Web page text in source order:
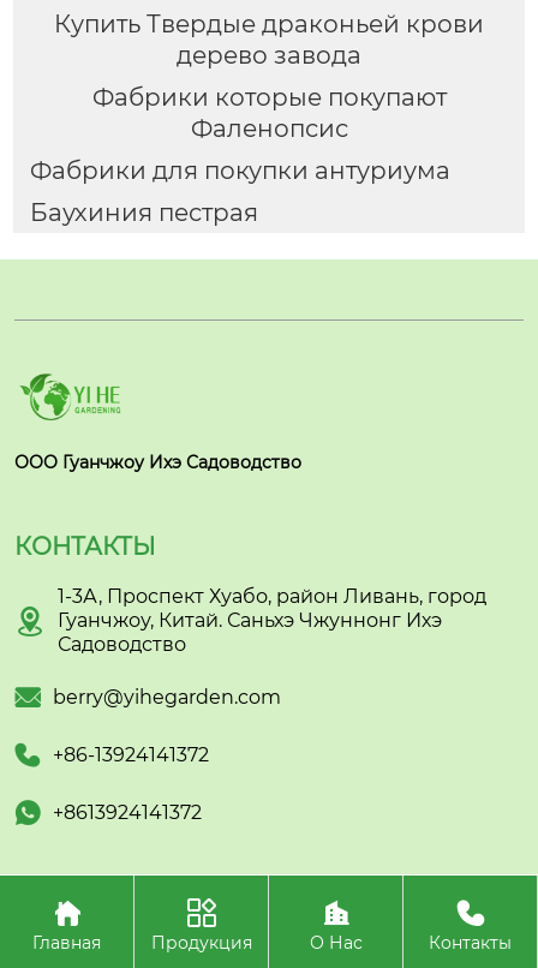
Купить Твердые драконьей крови
дерево завода
Фабрики которые покупают
Фаленопсис
Фабрики для покупки антуриума
Баухиния пестрая
ООО Гуанчжоу Ихэ Садоводство
КОНТАКТЫ

1-3А, Проспект Хуабо, район Ливань, город
Гуанчжоу, Китай. Саньхэ Чжуннонг Ихэ
Садоводство
 berry@yihegarden.com
 +86-13924141372
 +8613924141372
Авторское право©ООО Гуанчжоу Ихэ Садоводство

Главная

Продукция

О Нас

Контакты